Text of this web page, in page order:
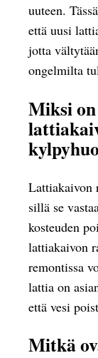
uuteen.
että uusi
jotta
ongelmilta
Miksi
Lattiakaivon
sillä se
kosteuden
lattiakaivon
remontissa
lattia on
että vesi
Mitkä